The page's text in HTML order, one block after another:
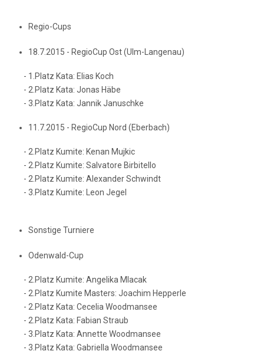
Regio-Cups
18.7.2015 - RegioCup Ost (Ulm-Langenau)
- 1.Platz Kata: Elias Koch
- 2.Platz Kata: Jonas Häbe
- 3.Platz Kata: Jannik Januschke
11.7.2015 - RegioCup Nord (Eberbach)
- 2.Platz Kumite: Kenan Mujkic
- 2.Platz Kumite: Salvatore Birbitello
- 2.Platz Kumite: Alexander Schwindt
- 3.Platz Kumite: Leon Jegel
Sonstige Turniere
Odenwald-Cup
- 2.Platz Kumite: Angelika Mlacak
- 2.Platz Kumite Masters: Joachim Hepperle
- 2.Platz Kata: Cecelia Woodmansee
- 2.Platz Kata: Fabian Straub
- 3.Platz Kata: Annette Woodmansee
- 3.Platz Kata: Gabriella Woodmansee